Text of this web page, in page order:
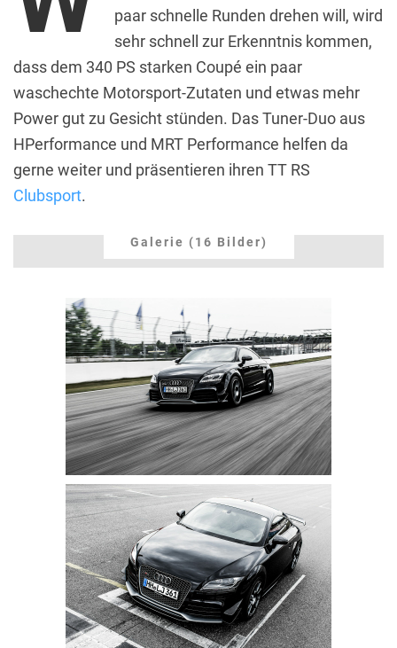
paar schnelle Runden drehen will, wird
sehr schnell zur Erkenntnis kommen,
dass dem 340 PS starken Coupé ein paar
waschechte Motorsport-Zutaten und etwas mehr
Power gut zu Gesicht stünden. Das Tuner-Duo aus
HPerformance und MRT Performance helfen da
gerne weiter und präsentieren ihren TT RS
Clubsport.
Galerie (16 Bilder)